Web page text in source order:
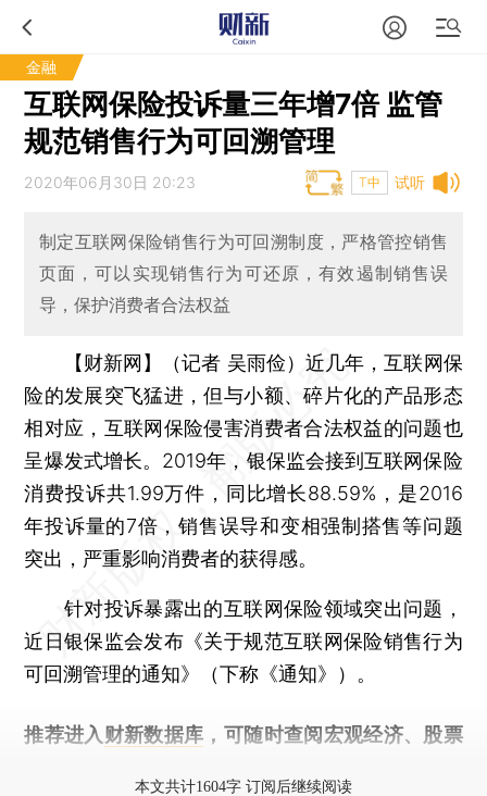
金融
互联网保险投诉量三年增7倍 监管
规范销售行为可回溯管理
试听
2020年06月30日 20:23 T中
制定互联网保险销售行为可回溯制度，严格管控销售
页面，可以实现销售行为可还原，有效遏制销售误
导，保护消费者合法权益
【财新网】（记者 吴雨俭） 近几年，互联网保
险的发展突飞猛进，但与小额、碎片化的产品形态
相对应，互联网保险侵害消费者合法权益的问题也
呈爆发式增长。2019年，银保监会接到互联网保险
消费投诉共1.99万件，同比增长88.59%，是2016
年投诉量的7倍，销售误导和变相强制搭售等问题
突出，严重影响消费者的获得感。
针对投诉暴露出的互联网保险领域突出问题，
近日银保监会发布《关于规范互联网保险销售行为
可回溯管理的通知》（下称《通知》）。
推荐进入 财新数据库 ，可随时查阅宏观经济、股票
本文共计1604字 订阅后继续阅读